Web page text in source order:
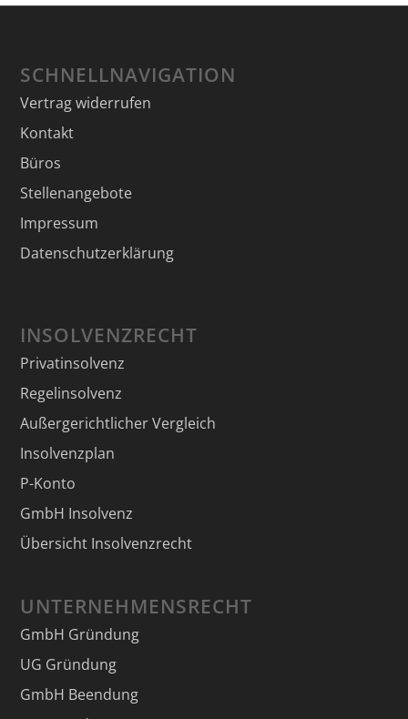
SCHNELLNAVIGATION
Vertrag widerrufen
Kontakt
Büros
Stellenangebote
Impressum
Datenschutzerklärung
INSOLVENZRECHT
Privatinsolvenz
Regelinsolvenz
Außergerichtlicher Vergleich
Insolvenzplan
P-Konto
GmbH Insolvenz
Übersicht Insolvenzrecht
UNTERNEHMENSRECHT
GmbH Gründung
UG Gründung
GmbH Beendung